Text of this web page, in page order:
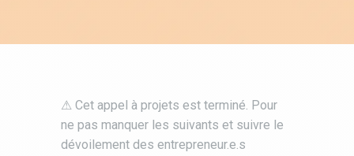
⚠ Cet appel à projets est terminé. Pour
ne pas manquer les suivants et suivre le
dévoilement des entrepreneur.e.s